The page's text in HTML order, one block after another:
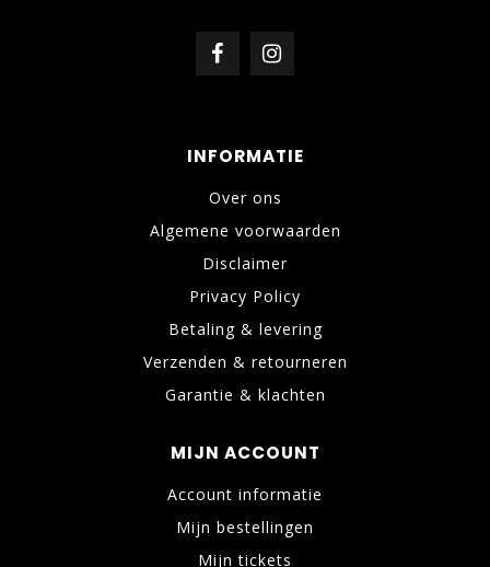
INFORMATIE
Over ons
Algemene voorwaarden
Disclaimer
Privacy Policy
Betaling & levering
Verzenden & retourneren
Garantie & klachten
MIJN ACCOUNT
Account informatie
Mijn bestellingen
Mijn tickets